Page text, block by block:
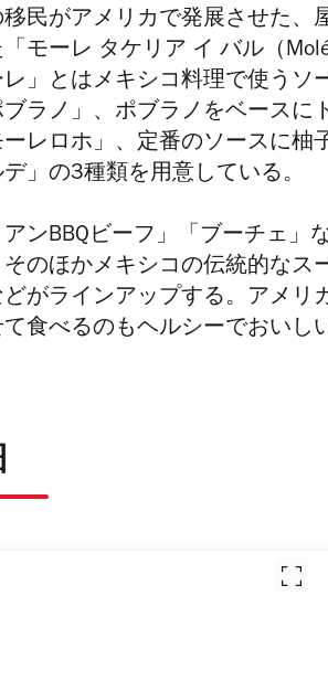
移民がアメリカで発展させた、
モーレ タケリア イ バル（
レ」とはメキシコ料理で使う
ブラノ」、ポブラノをベースに
レロホ」、定番のソースに柚
」の3種類を用意している。
アンBBQビーフ」「ブーチェ
のほかメキシコの伝統的なス
がラインアップする。アメリ
食べるのもヘルシーでおいし